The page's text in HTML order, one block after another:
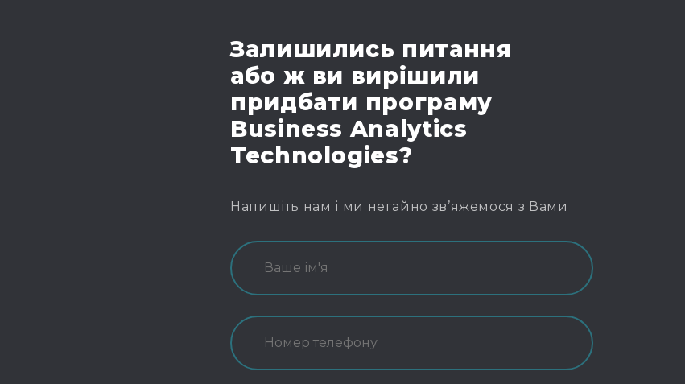
Залишились питання
або ж ви вирішили
придбати програму
Business Analytics
Technologies?
Напишіть нам і ми негайно зв’яжемося з Вами